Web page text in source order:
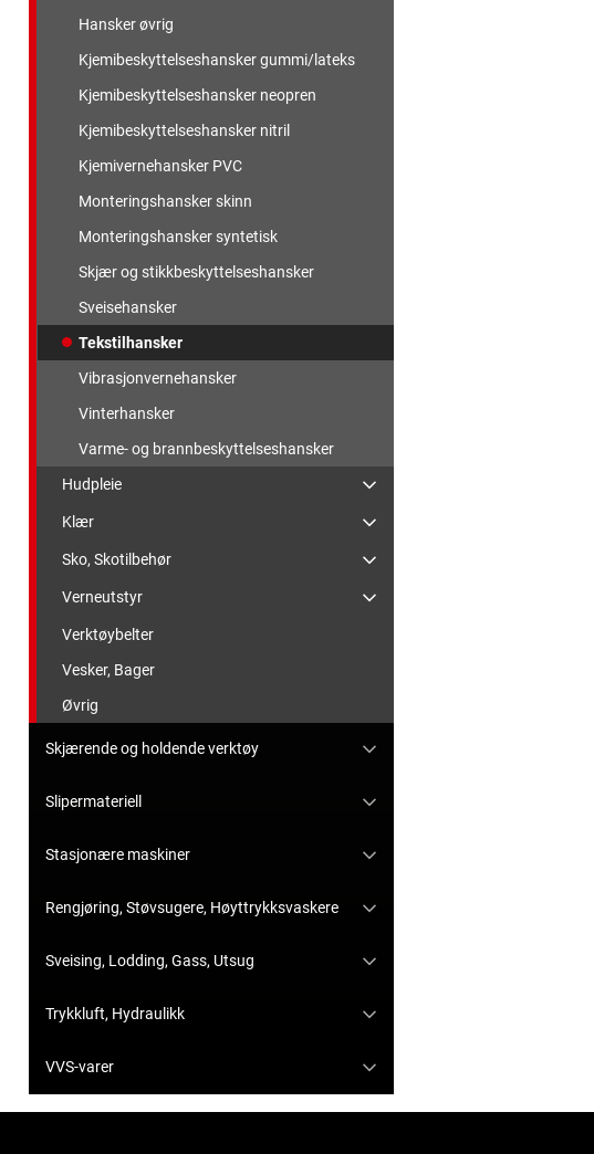
Hansker øvrig
Kjemibeskyttelseshansker gummi/lateks
Kjemibeskyttelseshansker neopren
Kjemibeskyttelseshansker nitril
Kjemivernehansker PVC
Monteringshansker skinn
Monteringshansker syntetisk
Skjær og stikkbeskyttelseshansker
Sveisehansker
Tekstilhansker
Vibrasjonvernehansker
Vinterhansker
Varme- og brannbeskyttelseshansker
Hudpleie
Klær
Sko, Skotilbehør
Verneutstyr
Verktøybelter
Vesker, Bager
Øvrig
Skjærende og holdende verktøy
Slipermateriell
Stasjonære maskiner
Rengjøring, Støvsugere, Høyttrykksvaskere
Sveising, Lodding, Gass, Utsug
Trykkluft, Hydraulikk
VVS-varer